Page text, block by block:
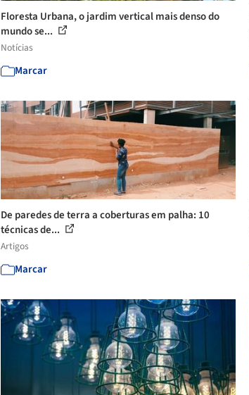
Floresta Urbana, o jardim vertical mais denso do
mundo se...
Notícias
Marcar
De paredes de terra a coberturas em palha: 10
técnicas de...
Artigos
Marcar